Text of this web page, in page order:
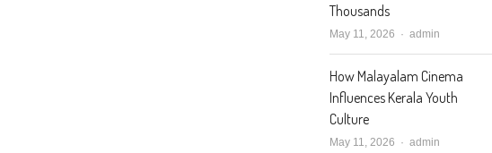
Thousands
May 11, 2026 Author
admin
How Malayalam Cinema
Influences Kerala Youth
Culture
May 11, 2026 Author
admin